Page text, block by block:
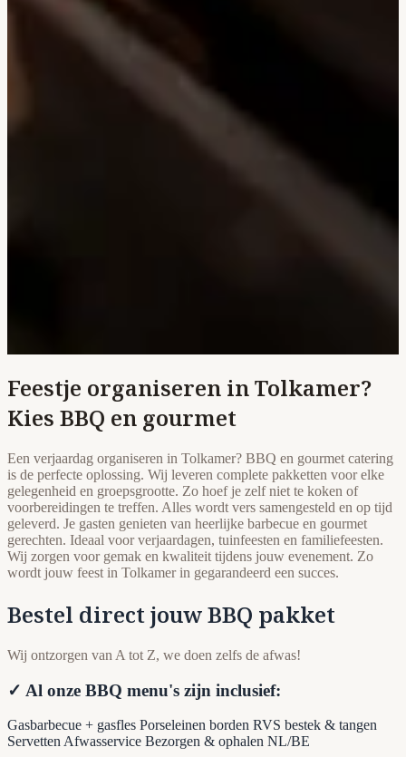
Feestje organiseren in Tolkamer?
Kies BBQ en gourmet
Een verjaardag organiseren in Tolkamer? BBQ en gourmet catering
is de perfecte oplossing. Wij leveren complete pakketten voor elke
gelegenheid en groepsgrootte. Zo hoef je zelf niet te koken of
voorbereidingen te treffen. Alles wordt vers samengesteld en op tijd
geleverd. Je gasten genieten van heerlijke barbecue en gourmet
gerechten. Ideaal voor verjaardagen, tuinfeesten en familiefeesten.
Wij zorgen voor gemak en kwaliteit tijdens jouw evenement. Zo
wordt jouw feest in Tolkamer in gegarandeerd een succes.
Bestel direct jouw BBQ pakket
Wij ontzorgen van A tot Z, we doen zelfs de afwas!
✓ Al onze BBQ menu's zijn inclusief:
Gasbarbecue + gasfles Porseleinen borden RVS bestek & tangen
Servetten Afwasservice Bezorgen & ophalen NL/BE